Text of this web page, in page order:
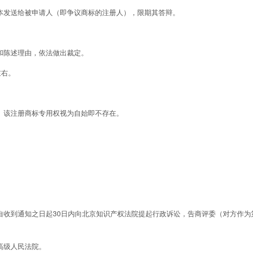
给被申请人（即争议商标的注册人），限期其答辩。
述理由，依法做出裁定。
。
册商标专用权视为自始即不存在。
通知之日起30日内向北京知识产权法院提起行政诉讼，告商评委（对方作为
人民法院。